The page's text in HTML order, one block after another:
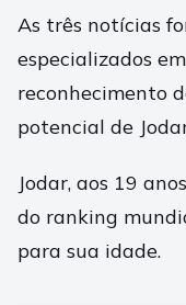
As três notícias
especializados
reconhecimento
potencial de
Jodar, aos 19
do ranking
para sua idade.